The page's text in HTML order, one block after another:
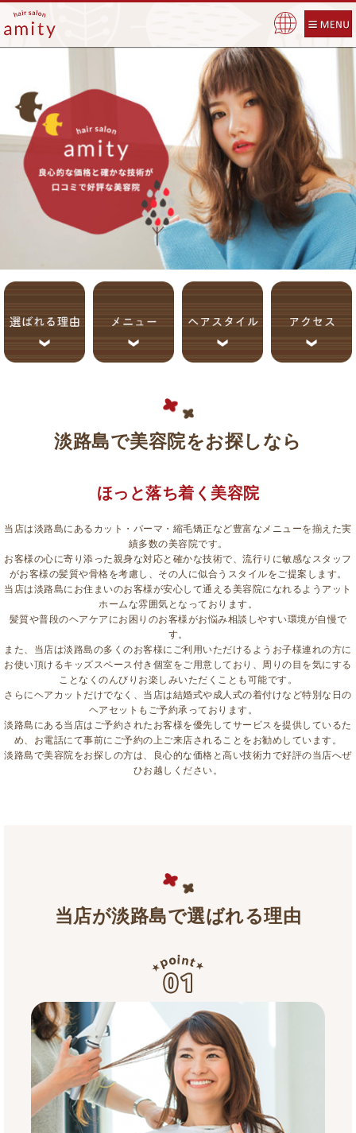
ered
by
淡路島で美容院をお探しなら
ほっと落ち着く美容院
当店は淡路島にあるカット・パーマ・縮毛矯正など豊富なメニューを揃えた実
績多数の美容院です。
お客様の心に寄り添った親身な対応と確かな技術で、流行りに敏感なスタッフ
がお客様の髪質や骨格を考慮し、その人に似合うスタイルをご提案します。
当店は淡路島にお住まいのお客様が安心して通える美容院になれるようアット
ホームな雰囲気となっております。
髪質や普段のヘアケアにお困りのお客様がお悩み相談しやすい環境が自慢で
す。
また、当店は淡路島の多くのお客様にご利用いただけるようお子様連れの方に
お使い頂けるキッズスペース付き個室をご用意しており、周りの目を気にする
ことなくのんびりお楽しみいただくことも可能です。
さらにヘアカットだけでなく、当店は結婚式や成人式の着付けなど特別な日の
ヘアセットもご予約承っております。
淡路島にある当店はご予約されたお客様を優先してサービスを提供しているた
め、お電話にて事前にご予約の上ご来店されることをお勧めしています。
淡路島で美容院をお探しの方は、良心的な価格と高い技術力で好評の当店へぜ
ひお越しください。
当店が淡路島で選ばれる理由